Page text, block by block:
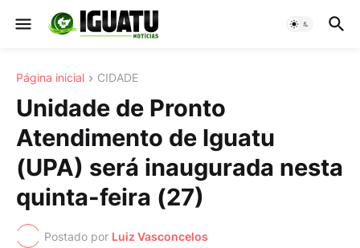
Página inicial CIDADE
Unidade de Pronto
Atendimento de Iguatu
(UPA) será inaugurada nesta
quinta-feira (27)
Postado por Luiz Vasconcelos